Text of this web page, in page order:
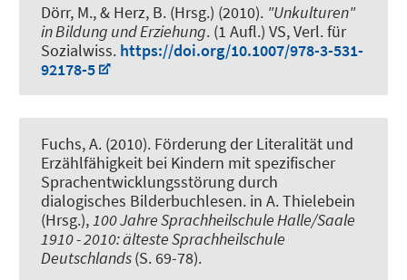
Dörr, M., & Herz, B. (Hrsg.) (2010). "Unkulturen"
in Bildung und Erziehung. (1 Aufl.) VS, Verl. für
Sozialwiss. https://doi.org/10.1007/978-3-531-
92178-5
Fuchs, A. (2010). Förderung der Literalität und
Erzählfähigkeit bei Kindern mit spezifischer
Sprachentwicklungsstörung durch
dialogisches Bilderbuchlesen. in A. Thielebein
(Hrsg.),100 Jahre Sprachheilschule Halle/Saale
1910 - 2010: älteste Sprachheilschule
Deutschlands(S. 69-78).